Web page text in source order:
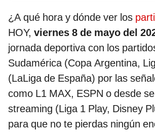
¿A qué hora y dónde ver los
HOY, viernes 8 de mayo del
jornada deportiva con los
Sudamérica (Copa Argentina,
(LaLiga de España) por las
como L1 MAX, ESPN o desde
streaming (Liga 1 Play, Disney
para que no te pierdas ningún